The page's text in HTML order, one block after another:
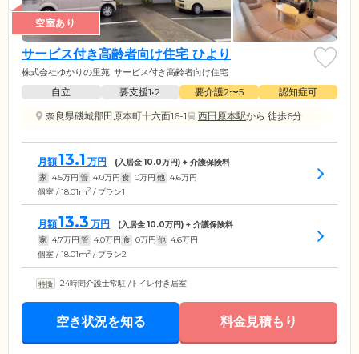
空室あり
サービス付き高齢者向け住宅 ひより
株式会社ゆかりの里苑 サービス付き高齢者向け住宅
自立 要支援1•2 要介護2〜5
認知症可
奈良県磯城郡田原本町十六面16-1
西田原本駅から 徒歩6分
月額13.1 万円 (入居金10.0万円) + 介護保険料
家 4.5万円 管 4.0万円 食 0万円 他 4.6万円
個室 / 18.01m2 / プラン1
月額13.3 万円 (入居金10.0万円) + 介護保険料
家 4.7万円 管 4.0万円 食 0万円 他 4.6万円
個室 / 18.01m2 / プラン2
24時間介護士常駐 /トイレ付き居室
空き状況を知る 料金見積もり